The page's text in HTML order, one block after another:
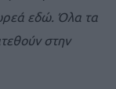
εδώ. Όλα τα
στην